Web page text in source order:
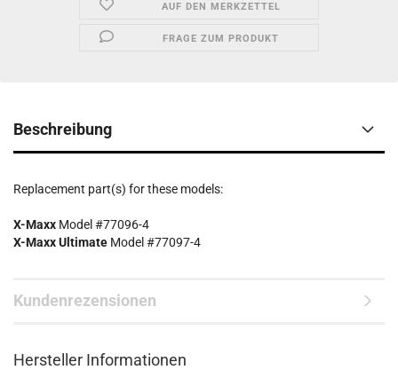
AUF DEN MERKZETTEL
FRAGE ZUM PRODUKT
Beschreibung
Replacement part(s) for these models:
X-Maxx Model #77096-4
X-Maxx Ultimate Model #77097-4
Kundenrezensionen
Hersteller Informationen